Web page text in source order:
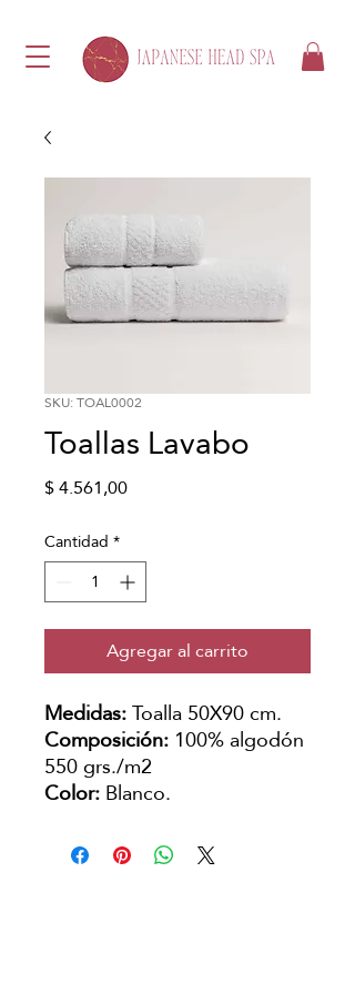
SKU: TOAL0002
Toallas Lavabo
$ 4.561,00Precio
Cantidad*
Agregar al carrito
Medidas:Toalla 50X90 cm.
Composición: 100% algodón
550 grs./m2
Color:Blanco.